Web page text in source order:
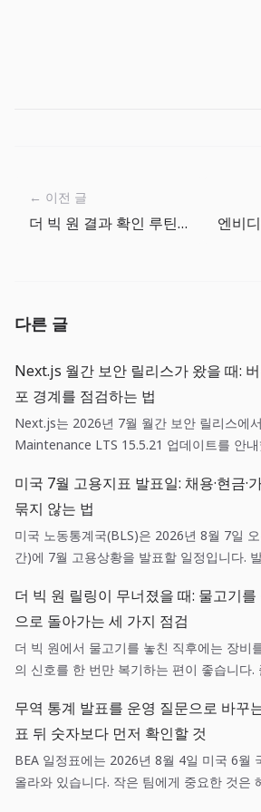
← 이전 글
더 빅 원 결과 확인 루틴: 잡은 뒤 바로 다음 목표 정하기
다른 글
Next.js 월간 보안 릴리스가 왔을 때:
포 경계를 점검하는 법
Next.js는 2026년 7월 월간 보안 릴리스에
Maintenance LTS 15.5.21 업데이트를 안
기 기준을 함께 갖춘 배포 작업입니다.
미국 7월 고용지표 발표일: 채용·현금·
묶지 않는 법
미국 노동통계국(BLS)은 2026년 8월 7일
간)에 7월 고용상황을 발표할 일정입니다.
질지 미리 정하는 편이 실무에 도움이 됩니
더 빅 원 릴링이 무너졌을 때: 물고기
으로 돌아가는 세 가지 점검
더 빅 원에서 물고기를 놓친 직후에는 장비
의 신호를 한 번만 복기하는 편이 좋습니다.
이 훨씬 선명해집니다.
무역 통계 발표를 운영 질문으로 바꾸
표 뒤 숫자보다 먼저 확인할 것
BEA 일정표에는 2026년 8월 4일 미국 6월
올라와 있습니다. 작은 팀에게 중요한 것은